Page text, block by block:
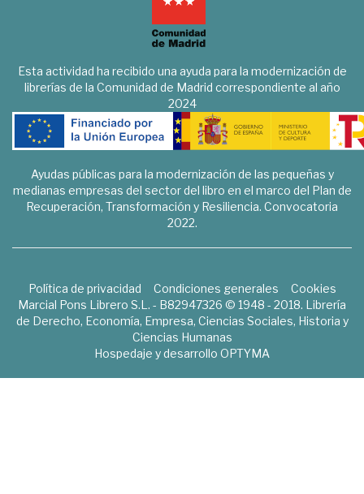
Esta actividad ha recibido una ayuda para la modernización de
librerías de la Comunidad de Madrid correspondiente al año
2024
Ayudas públicas para la modernización de las pequeñas y
medianas empresas del sector del libro en el marco del Plan de
Recuperación, Transformación y Resiliencia. Convocatoria
2022.
Política de privacidad Condiciones generales
Cookies
Marcial Pons Librero S.L. - B82947326 © 1948 - 2018. Librería
de Derecho, Economía, Empresa, Ciencias Sociales, Historia y
Ciencias Humanas
Hospedaje y desarrollo OPTYMA